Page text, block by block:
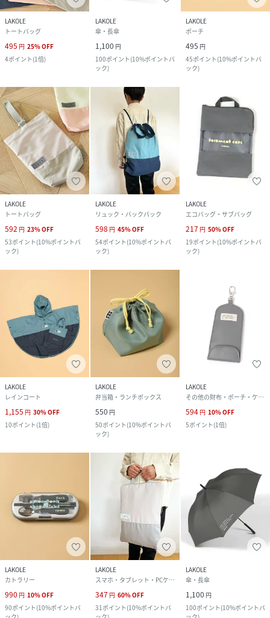
LAKOLE
トートバッグ
495 円 25%OFF
4ポイント(1倍)
LAKOLE
傘・長傘
1,100 円
100ポイント(10%ポイントバ
ック)
LAKOLE
ポーチ
495 円
45ポイント(10%ポイントバ
ック)
LAKOLE
トートバッグ
592 円 23%OFF
53ポイント(10%ポイントバ
ック)
LAKOLE
リュック・バックパック
598 円 45%OFF
54ポイント(10%ポイントバ
ック)
LAKOLE
エコバッグ・サブバッグ
217 円 50%OFF
19ポイント(10%ポイントバ
ック)
LAKOLE
レインコート
1,155 円 30%OFF
10ポイント(1倍)
LAKOLE
弁当箱・ランチボックス
550 円
50ポイント(10%ポイントバ
ック)
LAKOLE
その他の財布・ポーチ・ケース
594 円 10%OFF
5ポイント(1倍)
LAKOLE
カトラリー
990 円 10%OFF
90ポイント(10%ポイントバ
LAKOLE
スマホ・タブレット・PCケース/カバー
347 円 60%OFF
31 ポイント(10%ポイントバ
LAKOLE
傘・長傘
1,100 円
100ポイント(10%ポイントバ